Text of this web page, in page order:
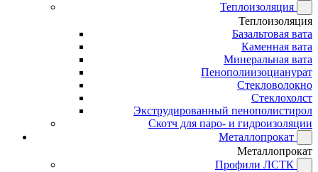
Теплоизоляция
Теплоизоляция
Базальтовая вата
Каменная вата
Минеральная вата
Пенополиизоцианурат
Стекловолокно
Стеклохолст
Экструдированный пенополистирол
Скотч для паро- и гидроизоляции
Металлопрокат
Металлопрокат
Профили ЛСТК